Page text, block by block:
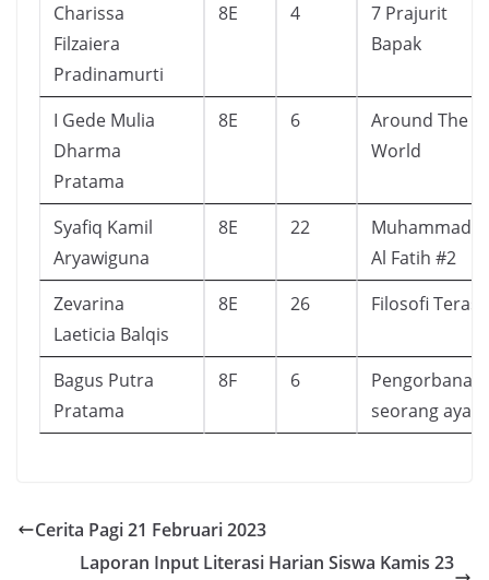
Charissa
Filzaiera
Pradinamurti
8E 4
7 Prajurit
Bapak
I Gede Mulia
Dharma
Pratama
8E 6
Around The
World
Syafiq Kamil
Aryawiguna
8E 22
Muhammad
Al Fatih #2
Zevarina
Laeticia Balqis
8E 26 Filosofi Teras
Bagus Putra
Pratama
8F 6
Pengorbanan
seorang ayah
Cerita Pagi 21 Februari 2023
Laporan Input Literasi Harian Siswa Kamis 23